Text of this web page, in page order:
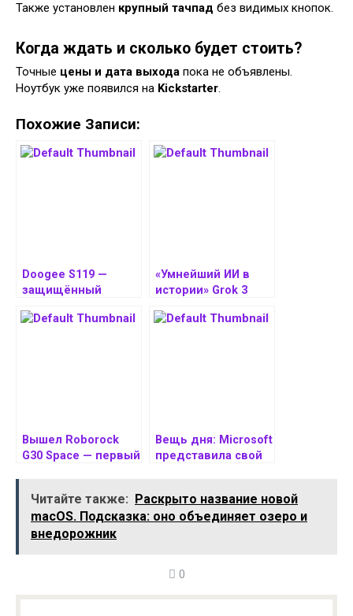
Также установлен крупный тачпад без видимых кнопок.
Когда ждать и сколько будет стоить?
Точные цены и дата выхода пока не объявлены.
Ноутбук уже появился на Kickstarter.
Похожие Записи:
Doogee S119 —
защищённый
экранами, камерой
«Умнейший ИИ в
истории» Grok 3
официально — Маск
Вышел Roborock
G30 Space — первый
рукой, который
можно купить
Вещь дня: Microsoft
представила свой
1
Читайте также:
Раскрыто название новой
macOS. Подсказка: оно объединяет озеро и
внедорожник
0